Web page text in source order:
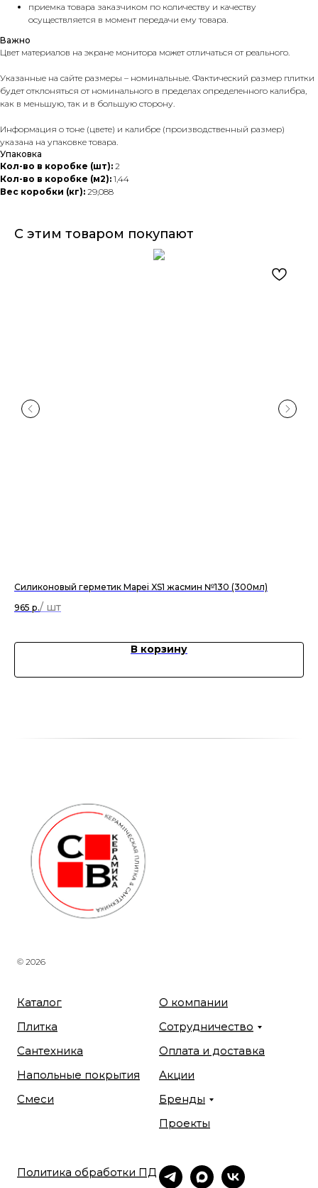
приемка товара заказчиком по количеству и качеству
осуществляется в момент передачи ему товара.
Важно
Цвет материалов на экране монитора может отличаться от реального.
Указанные на сайте размеры – номинальные. Фактический размер плитки
будет отклоняться от номинального в пределах определенного калибра,
как в меньшую, так и в большую сторону.
Информация о тоне (цвете) и калибре (производственный размер)
указана на упаковке товара.
Упаковка
Кол-во в коробке (шт): 2
Кол-во в коробке (м2): 1,44
Вес коробки (кг): 29,088
С этим товаром покупают
Силиконовый герметик Mapei XS1 жасмин №130 (300мл)
965 р.
В корзину
© 2026
Каталог
Плитка
Сантехника
Напольные покрытия
Смеси
О компании
Сотрудничество
Оплата и доставка
Акции
Бренды
Проекты
Политика обработки ПД